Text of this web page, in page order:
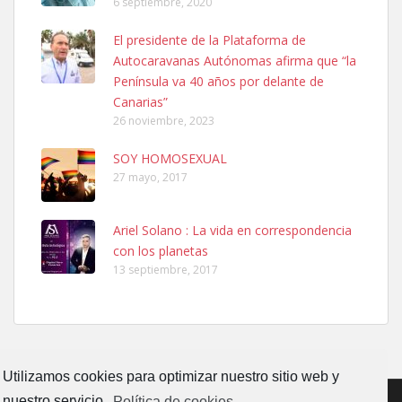
Utilizamos cookies para optimizar nuestro sitio web y
Ninfa perdida
El día 5 se los perdió una ninfa papillera, asustada tiene miedo a la
calle, se perdió por la zon...
Leales.org » Gran Canaria
6.7.2025
Adopcion
Busco casa de acogida para mi perrita ya que por temas de trabajo
no la puedo tener. Solo gente r...
El presidente de la Plataforma de
Autocaravanas Autónomas afirma que “la
Península va 40 años por delante de
Canarias”
26 noviembre, 2023
SOY HOMOSEXUAL
27 mayo, 2017
Ariel Solano : La vida en correspondencia
con los planetas
13 septiembre, 2017